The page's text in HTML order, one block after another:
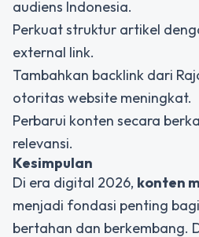
audiens Indonesia.
Perkuat struktur artikel
external link.
Tambahkan backlink dari
otoritas website meningkat.
Perbarui konten secara
relevansi.
Kesimpulan
Di era digital 2026, konten
menjadi fondasi penting
bertahan dan berkembang.